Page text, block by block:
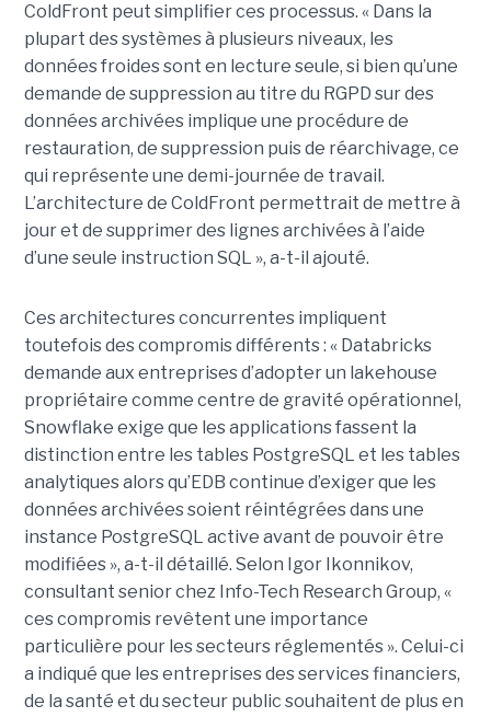
ColdFront peut simplifier ces processus. « Dans la
plupart des systèmes à plusieurs niveaux, les
données froides sont en lecture seule, si bien qu’une
demande de suppression au titre du RGPD sur des
données archivées implique une procédure de
restauration, de suppression puis de réarchivage, ce
qui représente une demi-journée de travail.
L’architecture de ColdFront permettrait de mettre à
jour et de supprimer des lignes archivées à l’aide
d’une seule instruction SQL », a-t-il ajouté.
Ces architectures concurrentes impliquent
toutefois des compromis différents : « Databricks
demande aux entreprises d’adopter un lakehouse
propriétaire comme centre de gravité opérationnel,
Snowflake exige que les applications fassent la
distinction entre les tables PostgreSQL et les tables
analytiques alors qu’EDB continue d’exiger que les
données archivées soient réintégrées dans une
instance PostgreSQL active avant de pouvoir être
modifiées », a-t-il détaillé. Selon Igor Ikonnikov,
consultant senior chez Info-Tech Research Group, «
ces compromis revêtent une importance
particulière pour les secteurs réglementés ». Celui-ci
a indiqué que les entreprises des services financiers,
de la santé et du secteur public souhaitent de plus en